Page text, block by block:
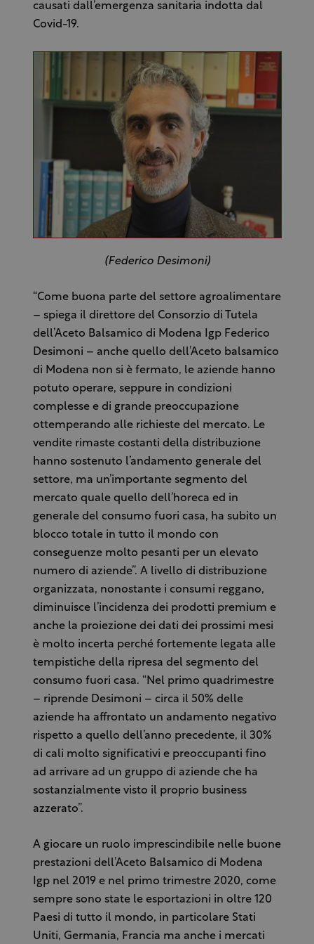
causati dall’emergenza sanitaria indotta dal
Covid-19.
(Federico Desimoni)
“Come buona parte del settore agroalimentare
– spiega il direttore del Consorzio di Tutela
dell’Aceto Balsamico di Modena Igp Federico
Desimoni – anche quello dell’Aceto balsamico
di Modena non si è fermato, le aziende hanno
potuto operare, seppure in condizioni
complesse e di grande preoccupazione
ottemperando alle richieste del mercato. Le
vendite rimaste costanti della distribuzione
hanno sostenuto l’andamento generale del
settore, ma un’importante segmento del
mercato quale quello dell’horeca ed in
generale del consumo fuori casa, ha subito un
blocco totale in tutto il mondo con
conseguenze molto pesanti per un elevato
numero di aziende”. A livello di distribuzione
organizzata, nonostante i consumi reggano,
diminuisce l’incidenza dei prodotti premium e
anche la proiezione dei dati dei prossimi mesi
è molto incerta perché fortemente legata alle
tempistiche della ripresa del segmento del
consumo fuori casa. “Nel primo quadrimestre
– riprende Desimoni – circa il 50% delle
aziende ha affrontato un andamento negativo
rispetto a quello dell’anno precedente, il 30%
di cali molto significativi e preoccupanti fino
ad arrivare ad un gruppo di aziende che ha
sostanzialmente visto il proprio business
azzerato”.
A giocare un ruolo imprescindibile nelle buone
prestazioni dell’Aceto Balsamico di Modena
Igp nel 2019 e nel primo trimestre 2020, come
sempre sono state le esportazioni in oltre 120
Paesi di tutto il mondo, in particolare Stati
Uniti, Germania, Francia ma anche i mercati